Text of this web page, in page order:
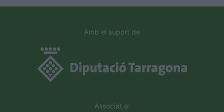
Amb el suport de
Associat a: